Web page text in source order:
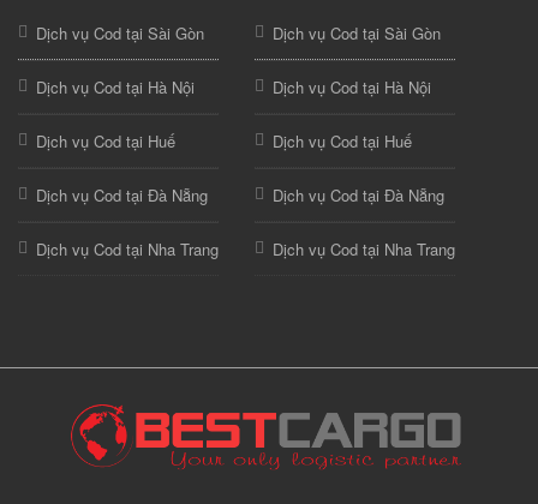
Dịch vụ Cod tại Sài Gòn
Dịch vụ Cod tại Hà Nội
Dịch vụ Cod tại Huế
Dịch vụ Cod tại Đà Nẵng
Dịch vụ Cod tại Nha Trang
Dịch vụ Cod tại Sài Gòn
Dịch vụ Cod tại Hà Nội
Dịch vụ Cod tại Huế
Dịch vụ Cod tại Đà Nẵng
Dịch vụ Cod tại Nha Trang